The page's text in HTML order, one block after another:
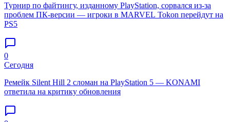
Турнир по файтингу, изданному PlayStation, сорвался из-за
проблем ПК-версии — игроки в MARVEL Tokon перейдут на
PS5
0
Сегодня
Ремейк Silent Hill 2 сломан на PlayStation 5 — KONAMI
ответила на критику обновления